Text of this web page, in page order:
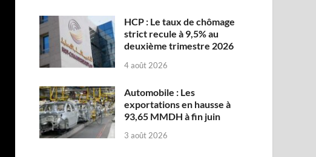
HCP : Le taux de chômage
strict recule à 9,5% au
deuxième trimestre 2026
4 août 2026
Automobile : Les
exportations en hausse à
93,65 MMDH à fin juin
3 août 2026